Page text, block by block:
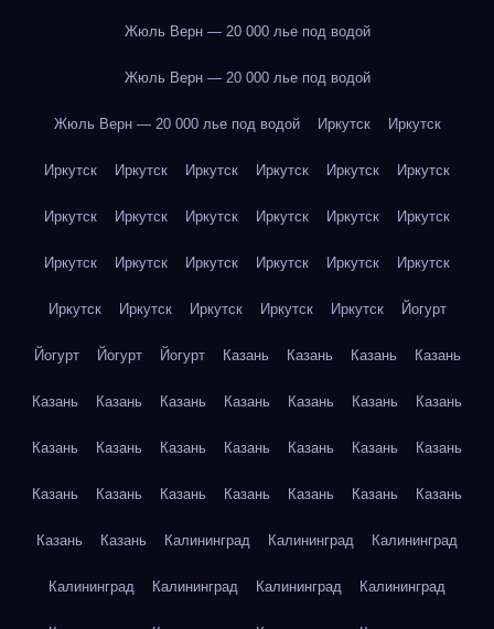
Жюль Верн — 20 000 лье под водой
Жюль Верн — 20 000 лье под водой
Жюль Верн — 20 000 лье под водой Иркутск Иркутск
Иркутск Иркутск Иркутск Иркутск Иркутск Иркутск
Иркутск Иркутск Иркутск Иркутск Иркутск Иркутск
Иркутск Иркутск Иркутск Иркутск Иркутск Иркутск
Иркутск Иркутск Иркутск Иркутск Иркутск Йогурт
Йогурт Йогурт Йогурт Казань Казань Казань Казань
Казань Казань Казань Казань Казань Казань Казань
Казань Казань Казань Казань Казань Казань Казань
Казань Казань Казань Казань Казань Казань Казань
Казань Казань Калининград Калининград Калининград
Калининград Калининград Калининград Калининград